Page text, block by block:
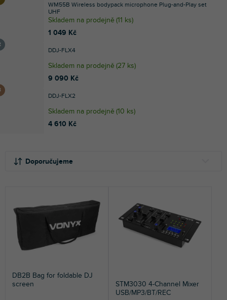
WM55B Wireless bodypack microphone Plug-and-Play set
UHF
Skladem na prodejně (11 ks)
1 049 Kč
DDJ-FLX4
Skladem na prodejně (27 ks)
9 090 Kč
DDJ-FLX2
Skladem na prodejně (10 ks)
4 610 Kč
Doporučujeme
ABECEDNĚ
DB2B Bag for foldable DJ
screen
STM3030 4-Channel Mixer
USB/MP3/BT/REC